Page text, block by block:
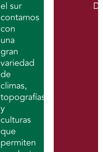
el sur
contamos
con
una
gran
variedad
de
climas,
topografías
y
culturas
que
permiten